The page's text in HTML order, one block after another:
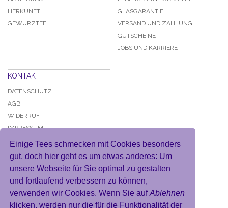
Einige Tees schmecken mit Cookies besonders
gut, doch hier geht es um etwas anderes: Um
unsere Webseite für Sie optimal zu gestalten
und fortlaufend verbessern zu können,
verwenden wir Cookies. Wenn Sie aufAblehnen
klicken, werden nur die für die Funktionalität der
HERKUNFT
GEWÜRZTEE
GLASGARANTIE
VERSAND UND ZAHLUNG
GUTSCHEINE
JOBS UND KARRIERE
KONTAKT
DATENSCHUTZ
AGB
WIDERRUF
IMPRESSUM
KONTO
MEIN BENUTZERKONTO